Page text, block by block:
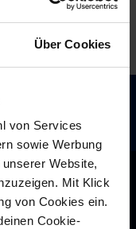
Über Cookies
von Services
sowie Werbung
Website,
Mit Klick
von Cookies ein.
Cookie-